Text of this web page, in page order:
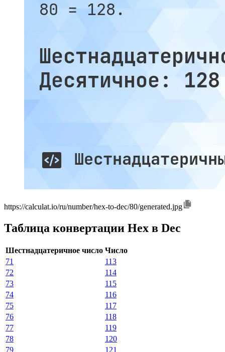
https://calculat.io/ru/number/hex-to-dec/80/generated.jpg
Таблица конвертации Hex в Dec
Шестнадцатеричное число Число
71
113
72
114
73
115
74
116
75
117
76
118
77
119
78
120
79
121